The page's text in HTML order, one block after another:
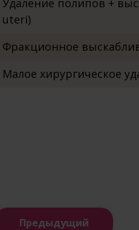
Удаление полипов +
uteri)
Фракционное
Малое хирургическое
Предыдущий